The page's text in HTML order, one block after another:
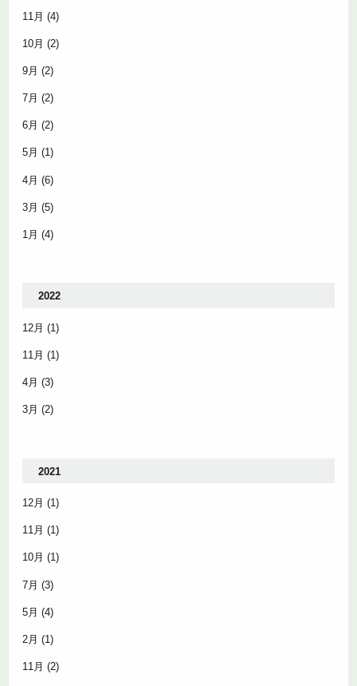
11月 (4)
10月 (2)
9月 (2)
7月 (2)
6月 (2)
5月 (1)
4月 (6)
3月 (5)
1月 (4)
2022
12月 (1)
11月 (1)
4月 (3)
3月 (2)
2021
12月 (1)
11月 (1)
10月 (1)
7月 (3)
5月 (4)
2月 (1)
11月 (2)